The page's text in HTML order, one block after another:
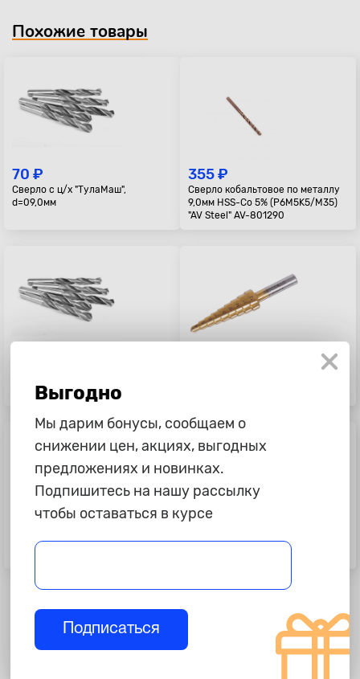
Похожие товары
70 ₽
Сверло с ц/х "ТулаМаш",
d=09,0мм
355 ₽
Сверло кобальтовое по металлу
9,0мм HSS-Co 5% (P6M5K5/M35)
"AV Steel" AV-801290
d=05,0мм
45 ₽ 220 ₽
Выгодно
Мы дарим бонусы, сообщаем о
снижении цен, акциях, выгодных
предложениях и новинках.
Подпишитесь на нашу рассылку
чтобы оставаться в курсе
Подписаться